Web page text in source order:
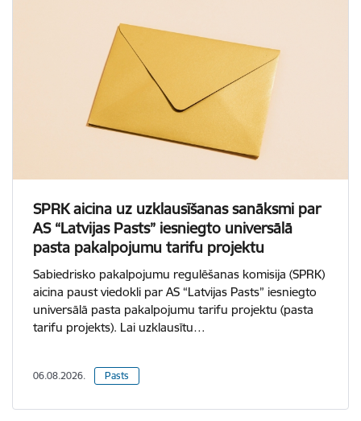
SPRK aicina uz uzklausīšanas sanāksmi par
AS “Latvijas Pasts” iesniegto universālā
pasta pakalpojumu tarifu projektu
Sabiedrisko pakalpojumu regulēšanas komisija (SPRK)
aicina paust viedokli par AS “Latvijas Pasts” iesniegto
universālā pasta pakalpojumu tarifu projektu (pasta
tarifu projekts). Lai uzklausītu…
06.08.2026. Pasts